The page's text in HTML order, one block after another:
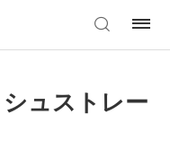
ュストレー